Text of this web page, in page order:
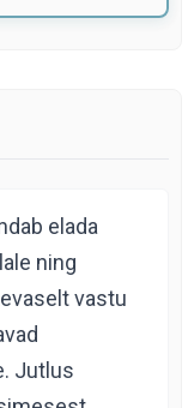
elada
ning
vastu
Jutlus